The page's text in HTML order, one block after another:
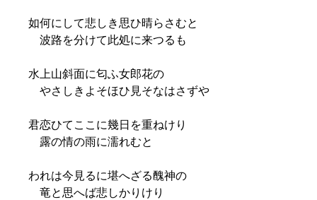
如何にして悲しき思ひ晴らさむと
波路を分けて此処に来つるも
水上山斜面に匂ふ女郎花の
やさしきよそほひ見そなはさずや
君恋ひてここに幾日を重ねけり
露の情の雨に濡れむと
われは今見るに堪へざる醜神の
竜と思へば悲しかりけり